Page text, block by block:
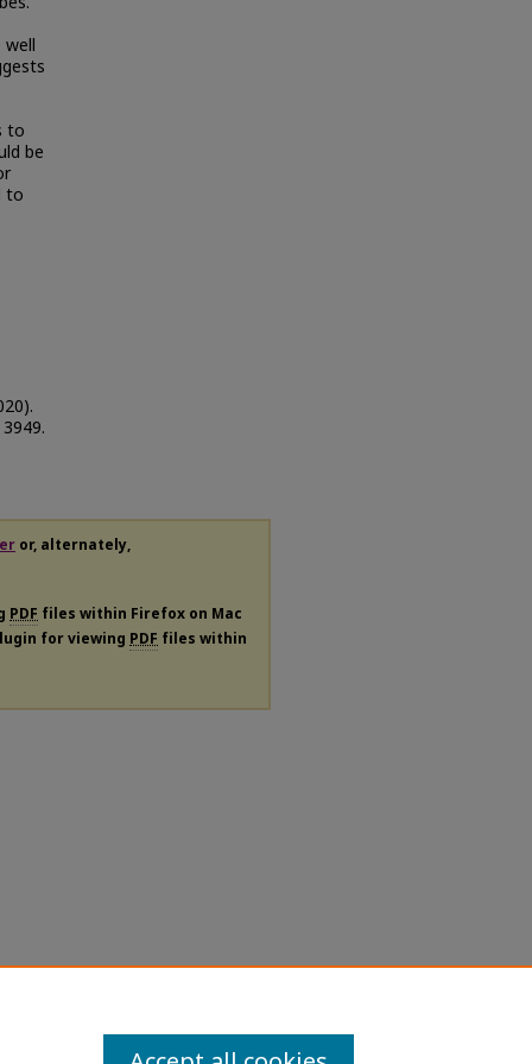
to
be
to
3949.
or, alternately,
PDF files within Firefox on Mac
for viewing PDF files within